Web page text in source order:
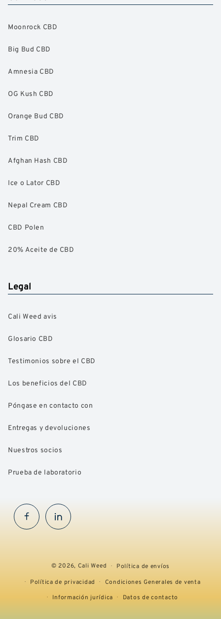
Moonrock CBD
Big Bud CBD
Amnesia CBD
OG Kush CBD
Orange Bud CBD
Trim CBD
Afghan Hash CBD
Ice o Lator CBD
Nepal Cream CBD
CBD Polen
20% Aceite de CBD
Legal
Cali Weed avis
Glosario CBD
Testimonios sobre el CBD
Los beneficios del CBD
Póngase en contacto con
Entregas y devoluciones
Nuestros socios
Prueba de laboratorio
FacebookInstaGram
© 2026, Cali Weed
Política de envíos
Política de privacidad
Condiciones Generales de venta
Información jurídica
Datos de contacto